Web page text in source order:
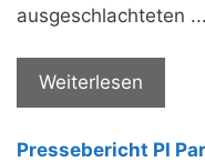
ausgeschlachteten ...
Weiterlesen
Pressebericht PI